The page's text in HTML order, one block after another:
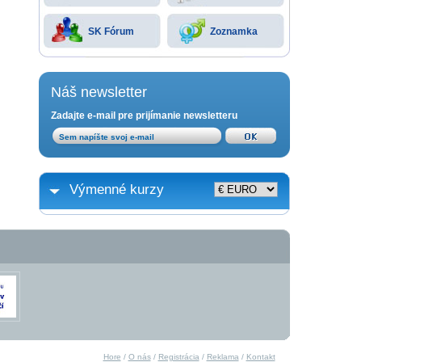
SK Fórum Zoznamka
Náš newsletter
Zadajte e-mail pre prijímanie newsletteru
Výmenné kurzy
Hore / O nás/ Registrácia / Reklama / Kontakt